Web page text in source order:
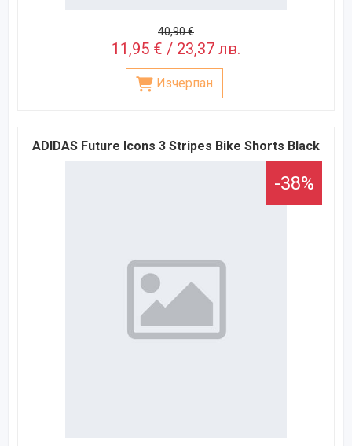
40,90 €
11,95 € / 23,37 лв.
Изчерпан
ADIDAS Future Icons 3 Stripes Bike Shorts Black
-38%